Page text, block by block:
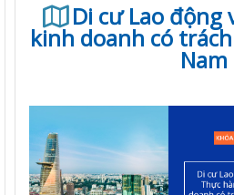
Di cư Lao động
kinh doanh có
Nam